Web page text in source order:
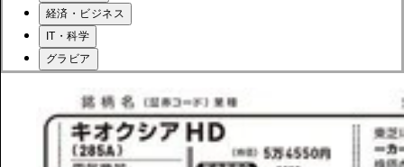
経済・ビジネス
IT・科学
グラビア